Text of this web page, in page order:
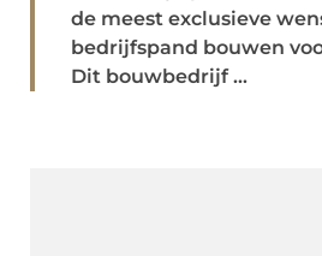
de meest exclusieve
bedrijfspand bouwen
Dit bouwbedrijf ...